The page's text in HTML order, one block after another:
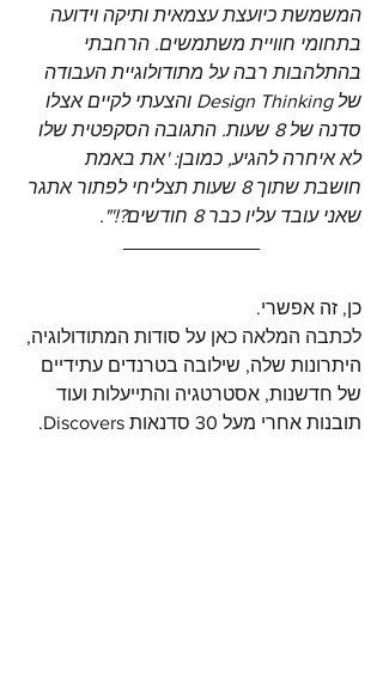
המשמשת כיועצת עצמאית ותיקה וידועה
בתחומי חוויית משתמשים. הרחבתי
בהתלהבות רבה על מתודולוגיית העבודה
של Design Thinking והצעתי לקיים אצלו
סדנה של 8 שעות. התגובה הסקפטית שלו
לא איחרה להגיע, כמובן: 'את באמת
חושבת שתוך 8 שעות תצליחי לפתור אתגר
שאני עובד עליו כבר 8 חודשים?!'".
כן, זה אפשרי.
לכתבה המלאה כאן על סודות המתודולוגיה,
היתרונות שלה, שילובה בטרנדים עתידיים
של חדשנות, אסטרטגיה והתייעלות ועוד
תובנות אחרי מעל 30 סדנאות Discovers.